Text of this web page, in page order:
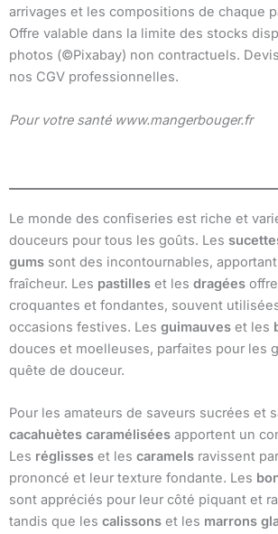
arrivages et les compositions de chaque
Offre valable dans la limite des stocks
photos (©Pixabay) non contractuels.
nos CGV professionnelles.
Pour votre santé www.mangerbouger.fr
Le monde des confiseries est riche et
douceurs pour tous les goûts. Les
gums sont des incontournables,
fraîcheur. Les pastilles et les dragées
croquantes et fondantes, souvent
occasions festives. Les guimauves et les
douces et moelleuses, parfaites pour les
quête de douceur.
Pour les amateurs de saveurs sucrées et
cacahuètes caramélisées apportent un
Les réglisses et les caramels ravissent
prononcé et leur texture fondante. Les
sont appréciés pour leur côté piquant et
tandis que les calissons et les marrons